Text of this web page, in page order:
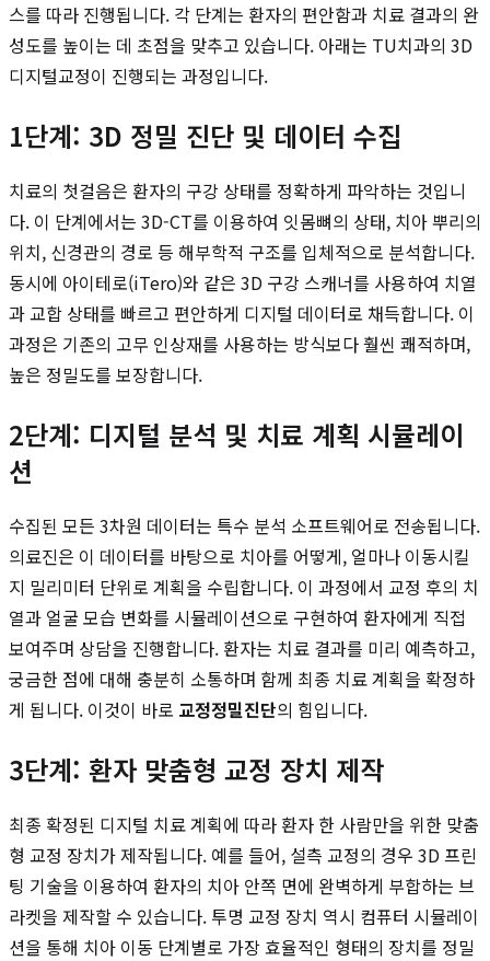
스를 따라 진행됩니다. 각 단계는 환자의 편안함과 치료 결과의 완
성도를 높이는 데 초점을 맞추고 있습니다. 아래는 TU치과의 3D
디지털교정이 진행되는 과정입니다.
1단계: 3D 정밀 진단 및 데이터 수집
치료의 첫걸음은 환자의 구강 상태를 정확하게 파악하는 것입니
다. 이 단계에서는 3D-CT를 이용하여 잇몸뼈의 상태, 치아 뿌리의
위치, 신경관의 경로 등 해부학적 구조를 입체적으로 분석합니다.
동시에 아이테로(iTero)와 같은 3D 구강 스캐너를 사용하여 치열
과 교합 상태를 빠르고 편안하게 디지털 데이터로 채득합니다. 이
과정은 기존의 고무 인상재를 사용하는 방식보다 훨씬 쾌적하며,
높은 정밀도를 보장합니다.
2단계: 디지털 분석 및 치료 계획 시뮬레이
션
수집된 모든 3차원 데이터는 특수 분석 소프트웨어로 전송됩니다.
의료진은 이 데이터를 바탕으로 치아를 어떻게, 얼마나 이동시킬
지 밀리미터 단위로 계획을 수립합니다. 이 과정에서 교정 후의 치
열과 얼굴 모습 변화를 시뮬레이션으로 구현하여 환자에게 직접
보여주며 상담을 진행합니다. 환자는 치료 결과를 미리 예측하고,
궁금한 점에 대해 충분히 소통하며 함께 최종 치료 계획을 확정하
게 됩니다. 이것이 바로 교정정밀진단의 힘입니다.
3단계: 환자 맞춤형 교정 장치 제작
최종 확정된 디지털 치료 계획에 따라 환자 한 사람만을 위한 맞춤
형 교정 장치가 제작됩니다. 예를 들어, 설측 교정의 경우 3D 프린
팅 기술을 이용하여 환자의 치아 안쪽 면에 완벽하게 부합하는 브
라켓을 제작할 수 있습니다. 투명 교정 장치 역시 컴퓨터 시뮬레이
션을 통해 치아 이동 단계별로 가장 효율적인 형태의 장치를 정밀